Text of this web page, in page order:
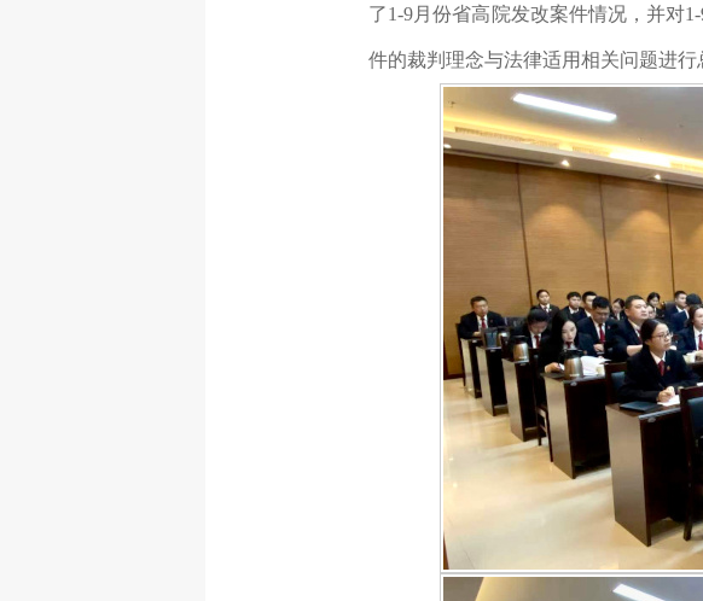
了1-9月份省高院发改案件情况，并对
件的裁判理念与法律适用相关问题进行